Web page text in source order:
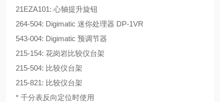
21EZA101: 心轴提升旋钮
264-504: Digimatic 迷你处理器 DP-1VR
543-004: Digimatic 预调节器
215-154: 花岗岩比较仪台架
215-504: 比较仪台架
215-821: 比较仪台架
* 千分表反向定位时使用